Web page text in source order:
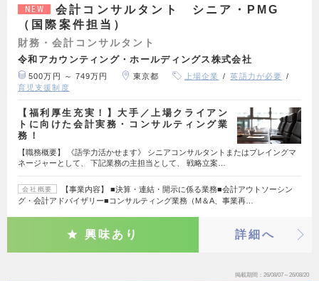
NEW
会計コンサルタント シニア・PMG
（国際案件担当）
財務・会計コンサルタント
令和アカウンティング・ホールディングス株式会社
500万円 ～ 749万円 東京都 上場企業
英語力が必要
育児支援制度
【福利厚生充実！】大手／上場クライアン
トに向けた会計実務・コンサルティング業
務！
【職務概要】 《語学力活かせます》 シニアコンサルタントまたはプレイングマ
ネージャーとして、 下記業務の主担当として、 戦略立案…
会社概要
【事業内容】 ■決算・連結・開示に係る業務■会計アウトソーシン
グ・会計アドバイザリー■コンサルティング業務（M＆A、事業再…
興味あり 詳細へ
掲載期間 26/08/07～26/08/20